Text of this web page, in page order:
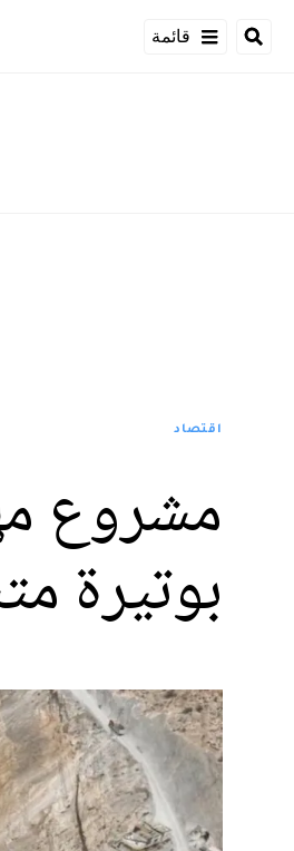
قائمة
اقتصاد
مشروع
بوتيرة